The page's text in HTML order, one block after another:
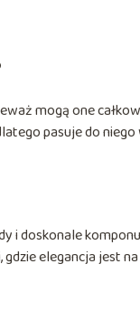
mogą one
pasuje do
i doskonale
elegancja jest